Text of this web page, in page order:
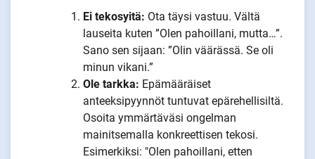
Ei tekosyitä: Ota täysi vastuu. Vältä
lauseita kuten ”Olen pahoillani, mutta…”.
Sano sen sijaan: ”Olin väärässä. Se oli
minun vikani.”
Ole tarkka: Epämääräiset
anteeksipyynnöt tuntuvat epärehellisiltä.
Osoita ymmärtäväsi ongelman
mainitsemalla konkreettisen tekosi.
Esimerkiksi: "Olen pahoillani, etten